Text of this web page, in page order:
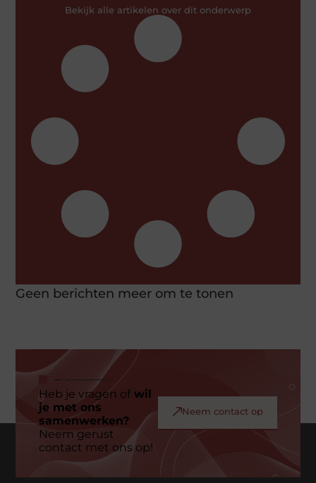
Bekijk alle artikelen over dit onderwerp
Geen berichten meer om te tonen
Heb je vragen ofwil
je met ons
samenwerken?
Neem gerust
contact met ons op!
Neem contact op